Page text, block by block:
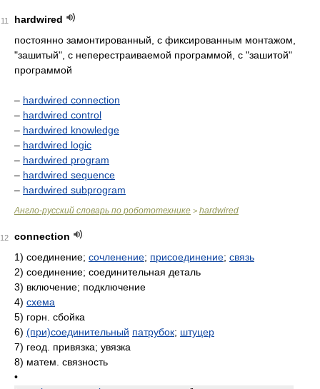
11
hardwired
постоянно замонтированный, с фиксированным монтажом,
"зашитый", с неперестраиваемой программой, с "зашитой"
программой
– hardwired connection
– hardwired control
– hardwired knowledge
– hardwired logic
– hardwired program
– hardwired sequence
– hardwired subprogram
Англо-русский словарь по робототехнике > hardwired
12
connection
1) соединение; сочленение; присоединение; связь
2) соединение; соединительная деталь
3) включение; подключение
4) схема
5) горн. сбойка
6) (при)соединительный патрубок; штуцер
7) геод. привязка; увязка
8) матем. связность
•